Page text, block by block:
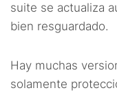
suite se actualiza
bien resguardado.
Hay muchas
solamente